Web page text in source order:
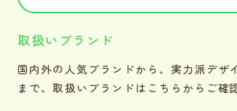
取扱いブランド
国内外の人気ブランドから、実力派デザ
まで、取扱いブランドはこちらからご確